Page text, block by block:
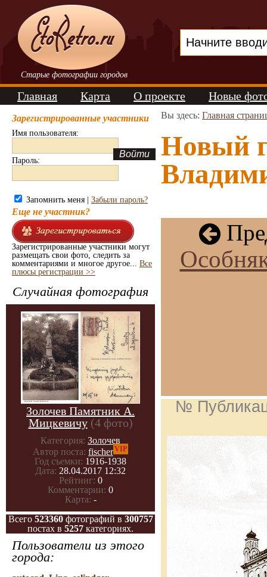
Старые фотографии городов
Главная Карта О проекте Новые
Зарегистрированные участники
Имя пользователя:
Пароль:
Запомнить меня | Забыли пароль?
Еще не участник?
Зарегистрированные участники могут
размещать свои фото, следить за
комментариями и многое другое... Все
плюсы регистрации >>
Случайная фотография
Золочев Памятник А.
Мицкевичу (4 фото)
Категория: Золочев
Автор поста: fischerVIP
Год съемки: 1916-1938
Дата: 28.04.2017 12:32
Рейтинг: 0
Комментарии: 0
Карта: -
Всего 523360фотографий в 300757
постах в 5257 категориях.
Пользователи из этого
города:
Вы здесь: Главная
Новый
№